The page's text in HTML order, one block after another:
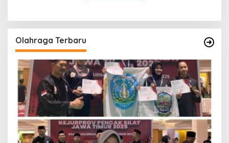
Olahraga Terbaru